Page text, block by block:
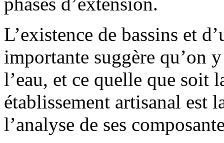
L’existence de bassins et
importante suggère qu’on
l’eau, et ce quelle que soit
établissement artisanal est
l’analyse de ses